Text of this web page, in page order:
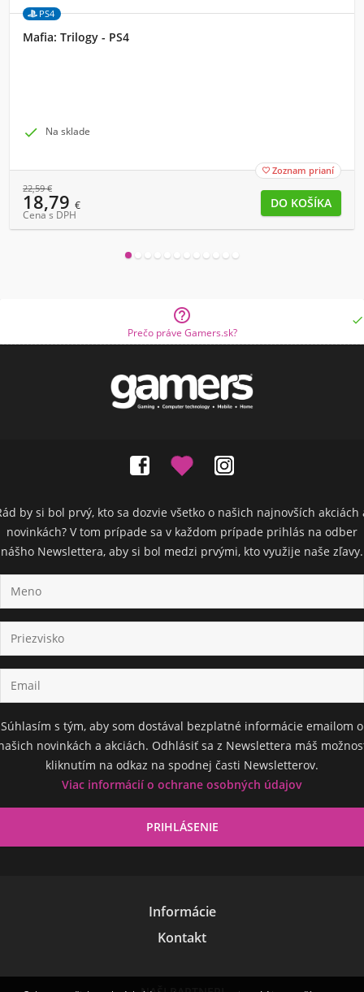
PS4
Mafia: Trilogy - PS4
 Na sklade
 Zoznam prianí
22,59€
18,79 €
Cena s DPH

Prečo práve Gamers.sk?

by si bol prvý, kto sa dozvie všetko o našich najnovších akciách
novinkách? V tom prípade sa v každom prípade prihlás na odber
nášho Newslettera, aby si bol medzi prvými, kto využije naše zľavy.
Súhlasím s tým, aby som dostával bezplatné informácie emailom o
novinkách a akciách. Odhlásiť sa z Newslettera máš
kliknutím na odkaz na spodnej časti Newsletterov.
Viac informácií o ochrane osobných údajov
Informácie
Kontakt